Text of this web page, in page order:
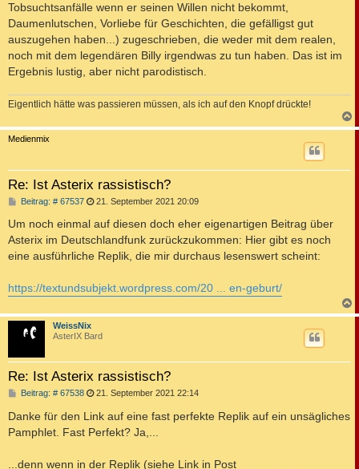
Tobsuchtsanfälle wenn er seinen Willen nicht bekommt,
Daumenlutschen, Vorliebe für Geschichten, die gefälligst gut
auszugehen haben...) zugeschrieben, die weder mit dem realen,
noch mit dem legendären Billy irgendwas zu tun haben. Das ist im
Ergebnis lustig, aber nicht parodistisch.
Eigentlich hätte was passieren müssen, als ich auf den Knopf drückte!
a
Medienmix
Re: Ist Asterix rassistisch?
Beitrag: # 67537B
i
r
a
g
21. September 2021 20:09
Um noch einmal auf diesen doch eher eigenartigen Beitrag über
Asterix im Deutschlandfunk zurückzukommen: Hier gibt es noch
eine ausführliche Replik, die mir durchaus lesenswert scheint:
https://textundsubjekt.wordpress.com/20 ... en-geburt/
a
WeissNix
AsterIX Bard
Re: Ist Asterix rassistisch?
Beitrag: # 67538B
i
r
21. September 2021 22:14
Danke für den Link auf eine fast perfekte Replik auf ein unsägliches
Pamphlet. Fast Perfekt? Ja,...
...denn wenn in der Replik (siehe Link in Post